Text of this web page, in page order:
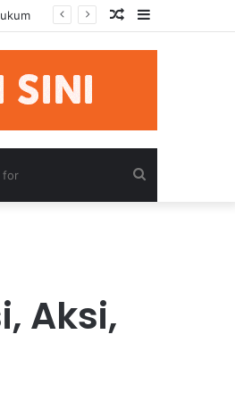
Sidebar
Random
Article
Aksi,